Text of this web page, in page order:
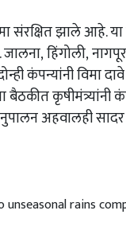
संरक्षित झाले आहे.
जालना,हिंगोली,
कंपन्यांनी विमा
कृषीमंत्र्यांनी
अहवालही
unseasonal rains